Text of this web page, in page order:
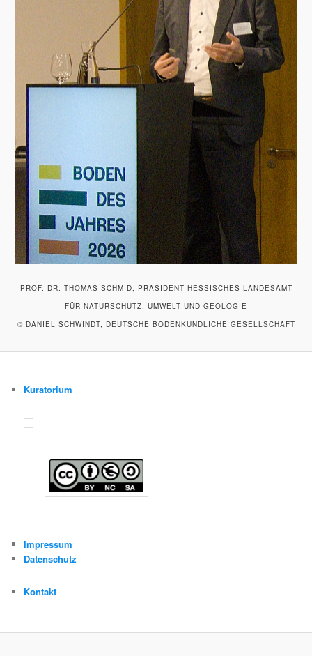
PROF. DR. THOMAS SCHMID, PRÄSIDENT HESSISCHES LANDESAMT
FÜR NATURSCHUTZ, UMWELT UND GEOLOGIE
© DANIEL SCHWINDT, DEUTSCHE BODENKUNDLICHE GESELLSCHAFT
Kuratorium
Impressum
Datenschutz
Kontakt